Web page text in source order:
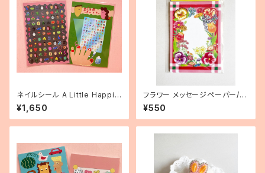
ネイルシール A Little Happin
ess
¥1,650
フラワー メッセージペーパー/2
0枚セット
¥550